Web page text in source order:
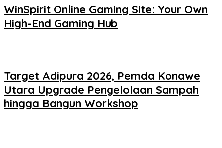
WinSpirit Online Gaming Site: Your Own
High-End Gaming Hub
Target Adipura 2026, Pemda Konawe
Utara Upgrade Pengelolaan Sampah
hingga Bangun Workshop